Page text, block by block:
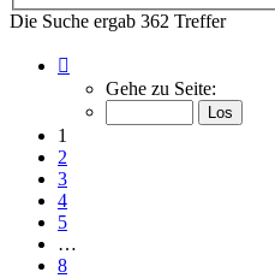
Die Suche ergab 362 Treffer
von
Gehe zu Seite:
1
2
3
4
5
…
8